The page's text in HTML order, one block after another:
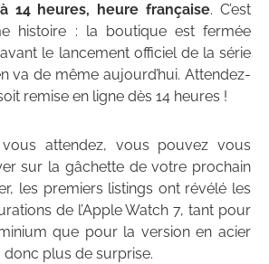
14 heures, heure française. C’est
histoire : la boutique est fermée
le lancement officiel de la série
va de même aujourd’hui. Attendez-
remise en ligne dès 14 heures !
attendez, vous pouvez vous
sur la gâchette de votre prochain
les premiers listings ont révélé les
de l’Apple Watch 7, tant pour
que pour la version en acier
donc plus de surprise.